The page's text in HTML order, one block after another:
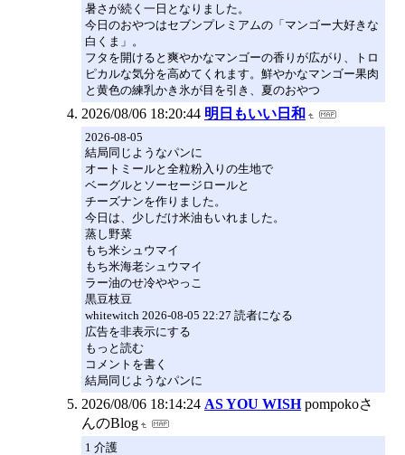
暑さが続く一日となりました。
今日のおやつはセブンプレミアムの「マンゴー大好きな
白くま」。
フタを開けると爽やかなマンゴーの香りが広がり、トロ
ピカルな気分を高めてくれます。鮮やかなマンゴー果肉
と黄色の練乳かき氷が目を引き、夏のおやつ
2026/08/06 18:20:44 明日もいい日和
2026-08-05
結局同じようなパンに
オートミールと全粒粉入りの生地で
ベーグルとソーセージロールと
チーズナンを作りました。
今日は、少しだけ米油もいれました。
蒸し野菜
もち米シュウマイ
もち米海老シュウマイ
ラー油のせ冷ややっこ
黒豆枝豆
whitewitch 2026-08-05 22:27 読者になる
広告を非表示にする
もっと読む
コメントを書く
結局同じようなパンに
2026/08/06 18:14:24 AS YOU WISH pompokoさ
んのBlog
1 介護